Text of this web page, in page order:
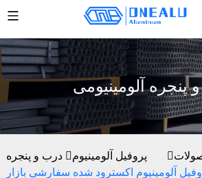
پنجره آلومینیومی
پروفیل آلومینیوم
درب و پنجره
آلومینیوم اکسترود شده سفارشی بازار